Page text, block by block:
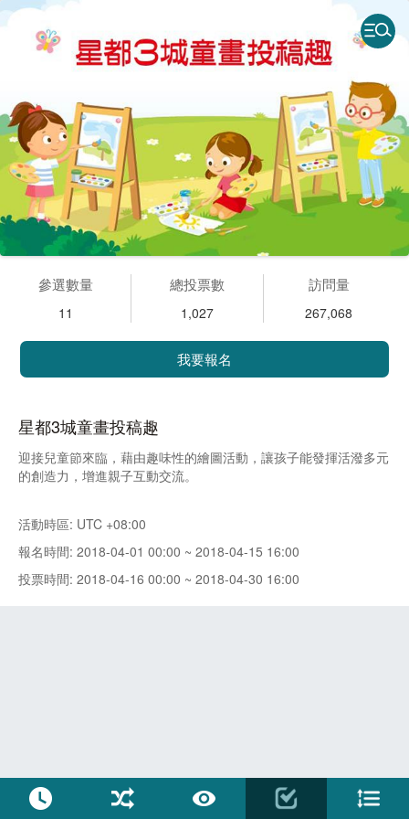
參選數量
11
總投票數
1,027
訪問量
267,068
我要報名
星都3城童畫投稿趣
迎接兒童節來臨，藉由趣味性的繪圖活動，讓孩子能發揮活潑多元
的創造力，增進親子互動交流。
活動時區: UTC +08:00
報名時間: 2018-04-01 00:00 ~ 2018-04-15 16:00
投票時間: 2018-04-16 00:00 ~ 2018-04-30 16:00